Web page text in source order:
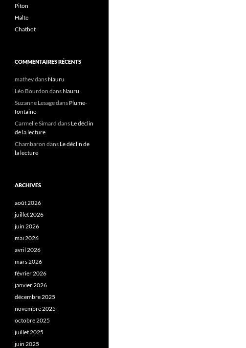
Piton
Halte
Chatbot
COMMENTAIRES RÉCENTS
matheydans Nauru
Léo Bourdon dans Nauru
Suzanne Lesagedans Plume-
fontaine
Carmelle Simard dans Le déclin
de la lecture
Chambaron dans Le déclin de
la lecture
ARCHIVES
août 2026
juillet 2026
juin 2026
mai 2026
avril 2026
mars 2026
février 2026
janvier 2026
décembre 2025
novembre 2025
octobre 2025
juillet 2025
juin 2025